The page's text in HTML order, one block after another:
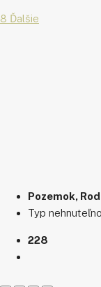
8 Ďalšie
Pozemok,
Typ
228